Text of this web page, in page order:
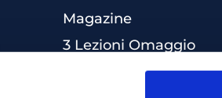
Magazine
3 Lezioni Omaggio